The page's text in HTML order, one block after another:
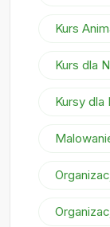
Kurs
Kurs dla
Kursy dla